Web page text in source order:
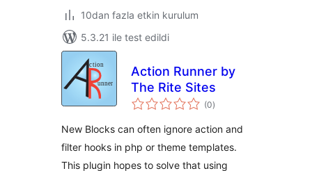
10dan fazla etkin kurulum
5.3.21 ile test edildi
Action Runner by
The Rite Sites
(0toplam
puan
)
New Blocks can often ignore action and
filter hooks in php or theme templates.
This plugin hopes to solve that using